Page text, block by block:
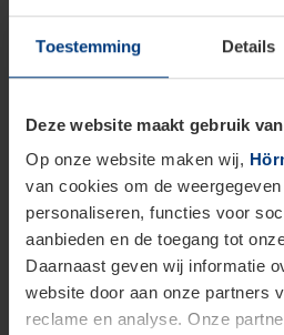
Toestemming Details
Deze website maakt gebruik
Op onze website maken wij,
van cookies om de
personaliseren, functies voor
aanbieden en de toegang tot
Daarnaast geven wij informatie
website door aan onze partners
reclame en analyse. Onze